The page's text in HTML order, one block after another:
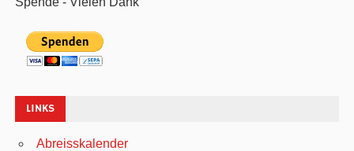
LINKS
Abreisskalender